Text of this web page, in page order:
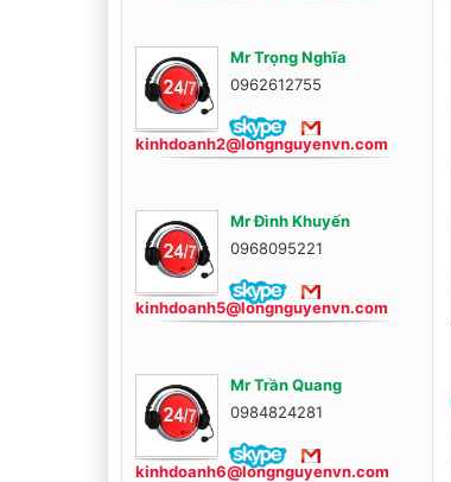
Mr Trọng Nghĩa
0962612755
kinhdoanh2@longnguyenvn.com
Mr Đình Khuyến
0968095221
kinhdoanh5@longnguyenvn.com
Mr Trần Quang
0984824281
kinhdoanh6@longnguyenvn.com